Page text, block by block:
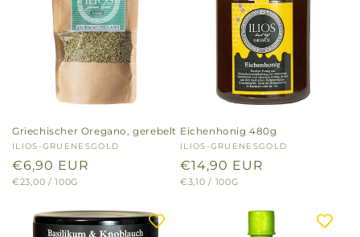
Griechischer Oregano, gerebelt
Anbieter:
ILIOS-GRUENESGOLD
Normaler
Preis
€6,90 EUR
GRUNDPREIS
€23,00 / PRO
100G
Eichenhonig 480g
Anbieter:
ILIOS-GRUENESGOLD
Normaler
Preis
€14,90 EUR
GRUNDPREIS
€3,10 / PRO
100G